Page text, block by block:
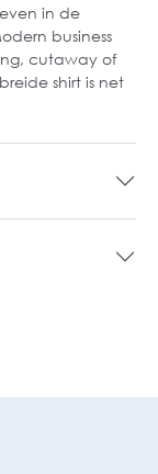
in de
business
cutaway of
shirt is net